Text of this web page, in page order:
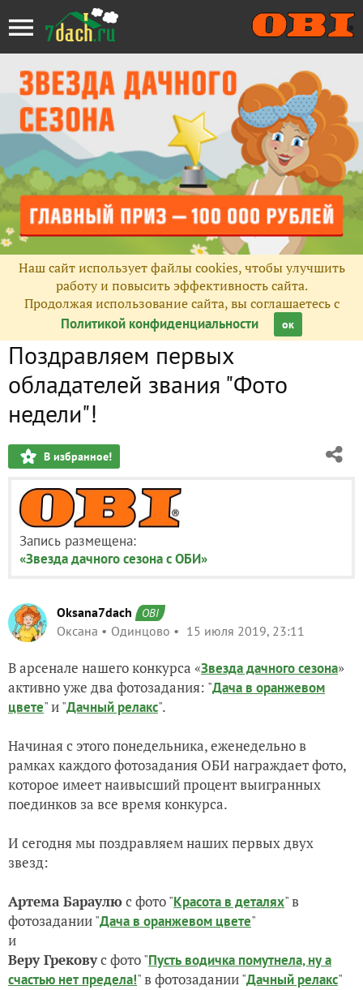
Наш сайт использует файлы cookies, чтобы улучшить
работу и повысить эффективность сайта.
Продолжая использование сайта, вы соглашаетесь с
Политикой конфиденциальности
ок
Поздравляем первых
обладателей звания "Фото
недели"!
В избранное!
Запись размещена:
«Звезда дачного сезона c ОБИ»
Oksana7dach OBI
Оксана Одинцово 15 июля 2019, 23:11
В арсенале нашего конкурса «Звезда дачного сезона»
активно уже два фотозадания: "Дача в оранжевом
цвете" и "Дачный релакс".
Начиная с этого понедельника, еженедельно в
рамках каждого фотозадания ОБИ награждает фото,
которое имеет наивысший процент выигранных
поединков за все время конкурса.
И сегодня мы поздравляем наших первых двух
звезд:
Артема Бараулюс фото "Красота в деталях" в
фотозадании "Дача в оранжевом цвете"
и
Веру Грековус фото "Пусть водичка помутнела, ну а
счастью нет предела!" в фотозадании "Дачный релакс"